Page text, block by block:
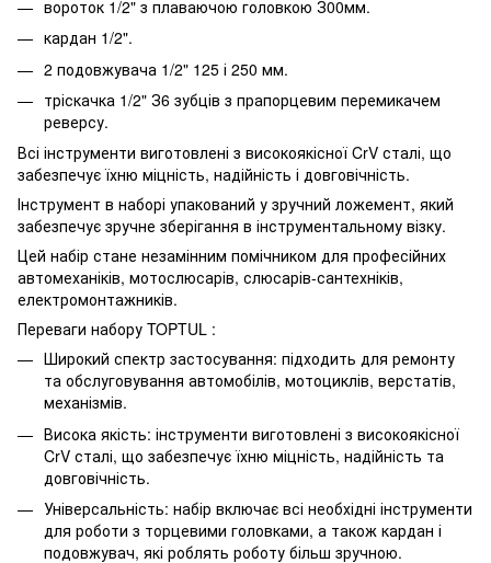
вороток 1/2" з плаваючою головкою З00мм.
кардан 1/2".
2 подовжувача 1/2" 125 і 250 мм.
тріскачка 1/2" З6 зубців з прапорцевим перемикачем
реверсу.
Всі інструменти виготовлені з високоякісної CrV сталі, що
забезпечує їхню міцність, надійність і довговічність.
Інструмент в наборі упакований у зручний ложемент, який
забезпечує зручне зберігання в інструментальному візку.
Цей набір стане незамінним помічником для професійних
автомеханіків, мотослюсарів, слюсарів-сантехніків,
електромонтажників.
Переваги набору TOPTUL :
Широкий спектр застосування: підходить для ремонту
та обслуговування автомобілів, мотоциклів, верстатів,
механізмів.
Висока якість: інструменти виготовлені з високоякісної
CrV сталі, що забезпечує їхню міцність, надійність та
довговічність.
Універсальність: набір включає всі необхідні інструменти
для роботи з торцевими головками, а також кардан і
подовжувач, які роблять роботу більш зручною.